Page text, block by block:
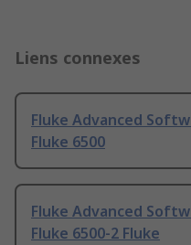
Liens connexes
Fluke Advanced
Fluke 6500
Fluke Advanced
Fluke 6500-2 Fluke